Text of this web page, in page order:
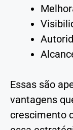
Essas são
vantagens
crescimento